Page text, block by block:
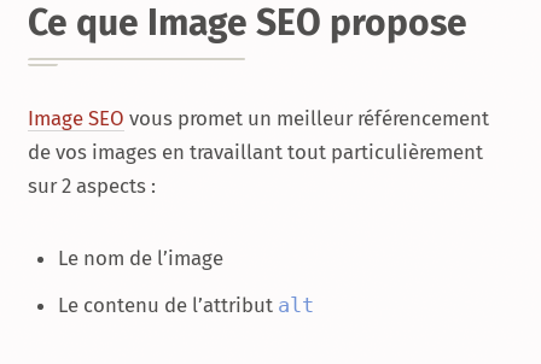
Ce que Image SEO propose
Image SEO vous promet un meilleur référencement
de vos images en travaillant tout particulièrement
sur 2 aspects :
Le nom de l’image
Le contenu de l’attribut alt